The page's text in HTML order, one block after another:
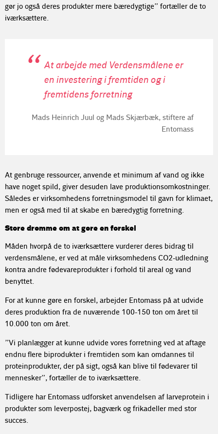
gør jo også deres produkter mere bæredygtige” fortæller de to
iværksættere.
At arbejde med Verdensmålene er
en investering i fremtiden og i
fremtidens forretning
Mads Heinrich Juul og Mads Skjærbæk, stiftere af
Entomass
At genbruge ressourcer, anvende et minimum af vand og ikke
have noget spild, giver desuden lave produktionsomkostninger.
Således er virksomhedens forretningsmodel til gavn for klimaet,
men er også med til at skabe en bæredygtig forretning.
Store drømme om at gøre en forskel
Måden hvorpå de to iværksættere vurderer deres bidrag til
verdensmålene, er ved at måle virksomhedens CO2-udledning
kontra andre fødevareprodukter i forhold til areal og vand
benyttet.
For at kunne gøre en forskel, arbejder Entomass på at udvide
deres produktion fra de nuværende 100-150 ton om året til
10.000 ton om året.
”Vi planlægger at kunne udvide vores forretning ved at aftage
endnu flere biprodukter i fremtiden som kan omdannes til
proteinprodukter, der på sigt, også kan blive til fødevarer til
mennesker”, fortæller de to iværksættere.
Tidligere har Entomass udforsket anvendelsen af larveprotein i
produkter som leverpostej, bagværk og frikadeller med stor
succes.